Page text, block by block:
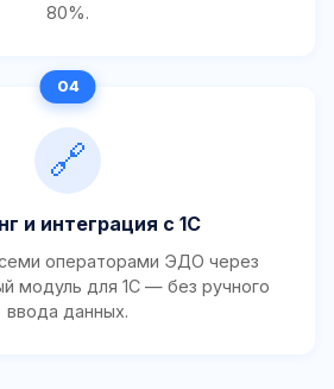
80%.
🔗
и интеграция с 1С
операторами ЭДО через
модуль для 1С — без ручного
ввода данных.